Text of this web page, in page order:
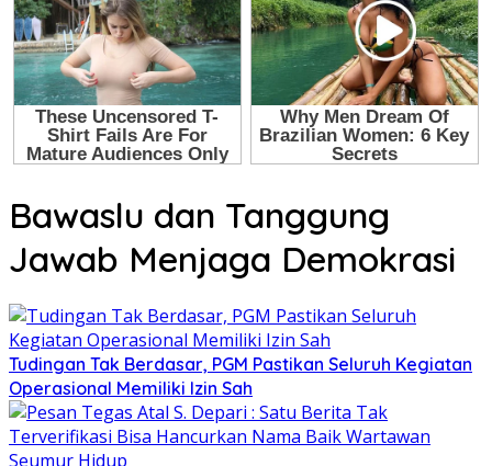
Bawaslu dan Tanggung
Jawab Menjaga Demokrasi
Tudingan Tak Berdasar, PGM Pastikan Seluruh Kegiatan
Operasional Memiliki Izin Sah